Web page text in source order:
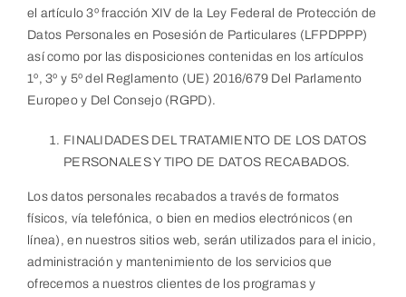
el artículo 3º fracción XIV de la Ley Federal de Protección de
Datos Personales en Posesión de Particulares (LFPDPPP)
así como por las disposiciones contenidas en los artículos
1º, 3º y 5º del Reglamento (UE) 2016/679 Del Parlamento
Europeo y Del Consejo (RGPD).
FINALIDADES DEL TRATAMIENTO DE LOS DATOS
PERSONALES Y TIPO DE DATOS RECABADOS.
Los datos personales recabados a través de formatos
físicos, vía telefónica, o bien en medios electrónicos (en
línea), en nuestros sitios web, serán utilizados para el inicio,
administración y mantenimiento de los servicios que
ofrecemos a nuestros clientes de los programas y